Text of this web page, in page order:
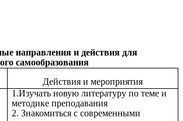
направления и действия для
самообразования
Действия и мероприятия
1.Изучать новую литературу по теме и
методике преподавания
2. Знакомиться с современными